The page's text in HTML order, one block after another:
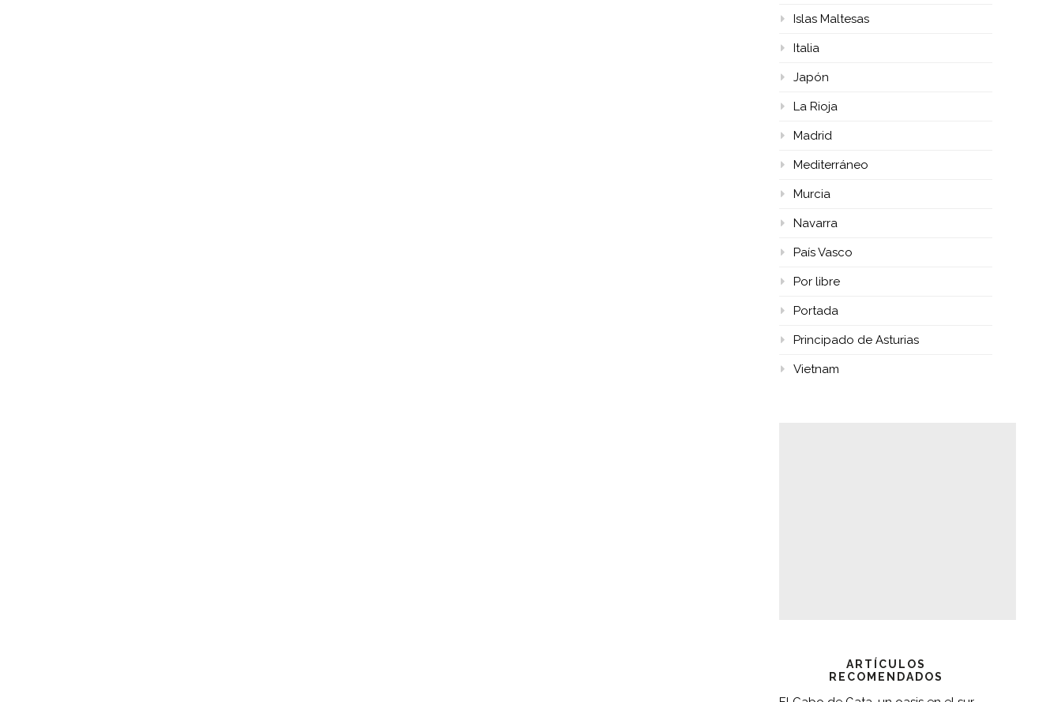
Islas Maltesas
Italia
Japón
La Rioja
Madrid
Mediterráneo
Murcia
Navarra
País Vasco
Por libre
Portada
Principado de Asturias
Vietnam
ARTÍCULOS
RECOMENDADOS